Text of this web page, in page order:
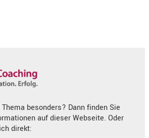
besonders? Dann finden Sie
auf dieser Webseite. Oder
direkt: